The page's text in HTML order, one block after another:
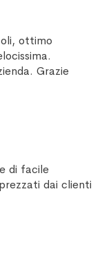
ottimo
Grazie
di facile
dai clienti